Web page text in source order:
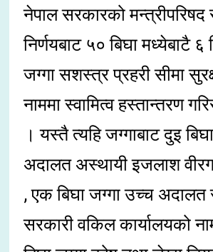
नेपाल सरकारको मन्त्रीपरिषद
निर्णयबाट ५० बिघा मध्येबाटै
जग्गा सशस्त्र प्रहरी सीमा
नाममा स्वामित्व हस्तान्तरण
। यस्तै त्यहि जग्गाबाट दुइ
अदालत अस्थायी इजलाश
, एक बिघा जग्गा उच्च अदालत
सरकारी वकिल कार्यालयको